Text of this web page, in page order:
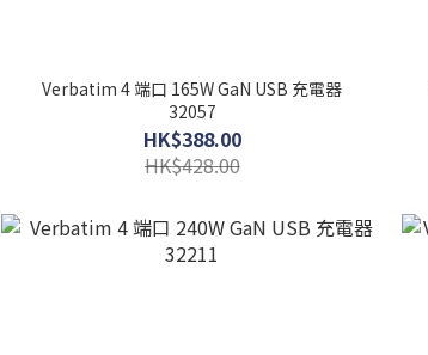
Verbatim 4 端口 165W GaN USB 充電器
32057
HK$388.00
HK$428.00